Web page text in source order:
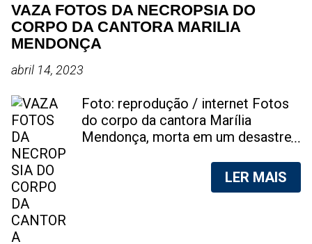
VAZA FOTOS DA NECROPSIA DO
CORPO DA CANTORA MARILIA
MENDONÇA
abril 14, 2023
Foto: reprodução / internet Fotos
do corpo da cantora Marília
Mendonça, morta em um desastre
foram vazadas na internet. A
divulgação de fotos do corpo de
LER MAIS